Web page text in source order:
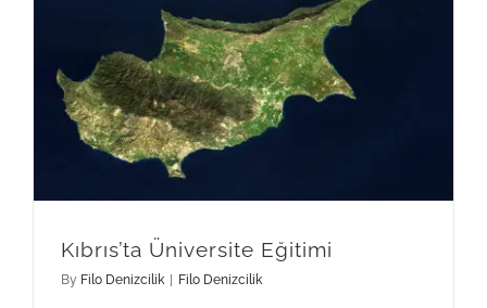
Kıbrıs’ta Üniversite Eğitimi
By Filo Denizcilik Filo Denizcilik